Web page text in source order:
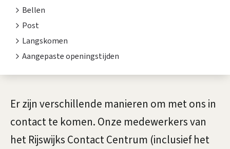
i
t
Bellen
Post
Langskomen
Aangepaste openingstijden
Er zijn verschillende manieren om met ons in
contact te komen. Onze medewerkers van
het Rijswijks Contact Centrum (inclusief het